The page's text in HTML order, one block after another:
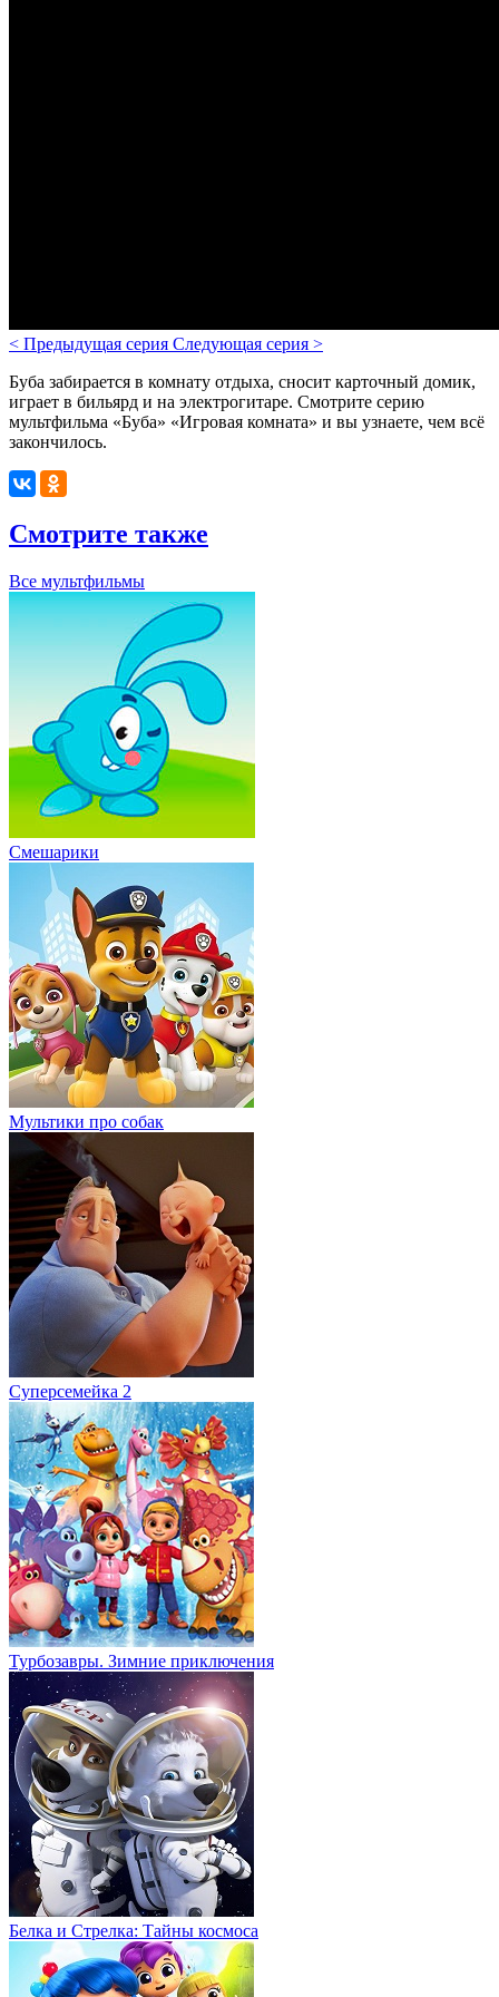
< Предыдущая серия Следующая серия >
Буба забирается в комнату отдыха, сносит карточный домик,
играет в бильярд и на электрогитаре. Смотрите серию
мультфильма «Буба» «Игровая комната» и вы узнаете, чем всё
закончилось.
Смотрите также
Все мультфильмы
Смешарики
Мультики про собак
Суперсемейка 2
Турбозавры. Зимние приключения
Белка и Стрелка: Тайны космоса